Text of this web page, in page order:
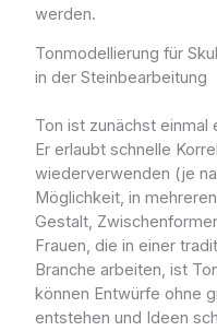
werden.
Tonmodellierung für
in der Steinbearbeitung
Ton ist zunächst einmal
Er erlaubt schnelle
wiederverwenden (je
Möglichkeit, in
Gestalt,
Frauen, die in einer
Branche arbeiten, ist
können Entwürfe ohne
entstehen und Ideen